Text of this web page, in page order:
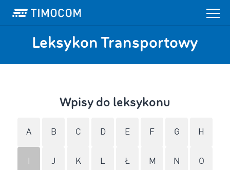
Leksykon Transportowy
Wpisy do leksykonu
A B C D E F G H
J K L Ł M N O